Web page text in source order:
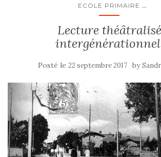
ECOLE PRIMAIRE ...
Lecture
Posté le 22 septembre 2017 by